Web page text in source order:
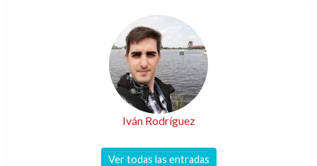
Iván Rodríguez
Ver todas las entradas